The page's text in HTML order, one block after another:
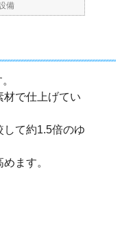
備
材で仕上げてい
して約1.5倍のゆ
ます。